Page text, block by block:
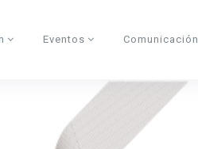
Eventos Comunicación